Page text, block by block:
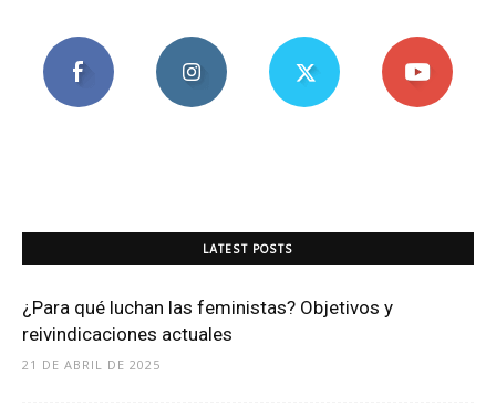
LATEST POSTS
¿Para qué luchan las feministas? Objetivos y
reivindicaciones actuales
21 DE ABRIL DE 2025